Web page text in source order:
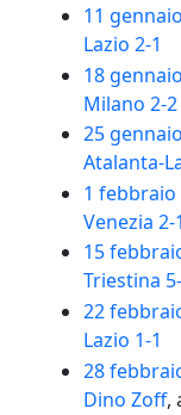
11 gennaio
Lazio 2-1
18 gennaio
Milano 2-2
25 gennaio
Atalanta-
1 febbraio
Venezia 2-1
15
Triestina
22
Lazio 1-1
28
Dino Zoff,